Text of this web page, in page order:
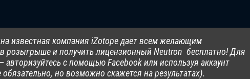
известная компания iZotope дает всем желающим
розыгрыше и получить лицензионный Neutron бесплатно! Для
авторизуйтесь с помощью Facebook или используя аккаунт
обязательно, но возможно скажется на результатах).